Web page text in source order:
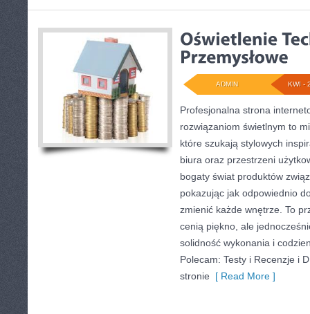
KWI -
ADMIN
Profesjonalna strona
rozwiązaniom świetlnym to
które szukają stylowych
biura oraz przestrzeni
bogaty świat produktów
pokazując jak odpowiednio
zmienić każde wnętrze. To
cenią piękno, ale
solidność wykonania i
Polecam: Testy i Recenzje i
stronie [ Read More ]